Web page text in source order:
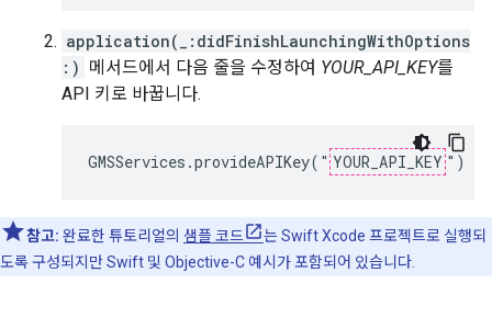
application(_:didFinishLaunchingWithOptions
:) 메서드에서 다음 줄을 수정하여 YOUR_API_KEY를
API 키로 바꿉니다.
GMSServices.provideAPIKey(" YOUR_API_KEY ")
참고: 완료한 튜토리얼의 샘플 코드
는 Swift Xcode 프로젝트로 실행되
도록 구성되지만 Swift 및 Objective-C 예시가 포함되어 있습니다.